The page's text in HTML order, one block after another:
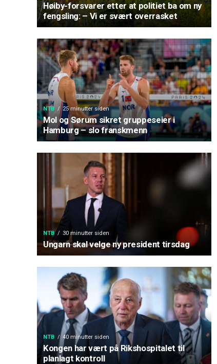
Høiby-forsvarer etter at politiet ba om ny
fengsling: – Vi er svært overrasket
NTB 25 minutter siden
Mol og Sørum sikret gruppeseier i
Hamburg – slo franskmenn
NTB 30 minutter siden
Ungarn skal velge ny president tirsdag
NTB 40 minutter siden
Kongen har vært på Rikshospitalet til
planlagt kontroll